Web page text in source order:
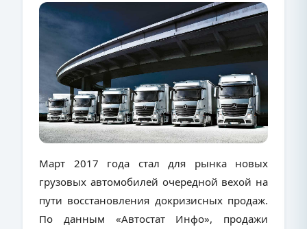
Март 2017 года стал для рынка новых
грузовых автомобилей очередной вехой на
пути восстановления докризисных продаж.
По данным «Автостат Инфо», продажи